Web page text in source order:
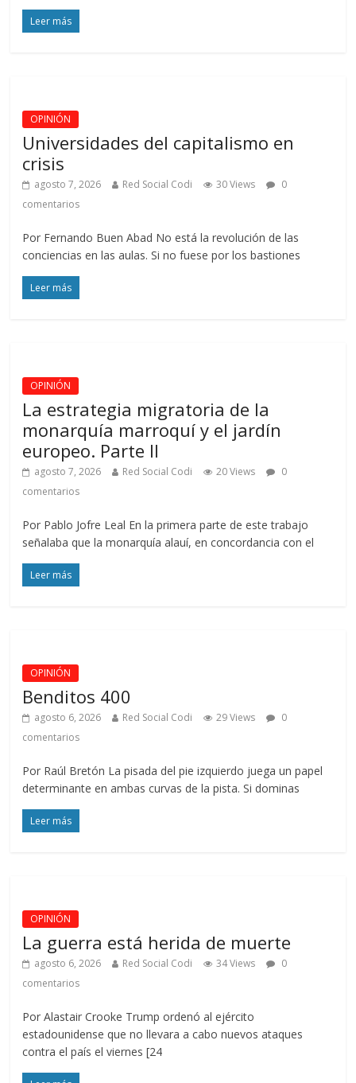
Leer más
OPINIÓN
Universidades del capitalismo en
crisis
agosto 7, 2026 Red Social Codi 30 Views
0
comentarios
Por Fernando Buen Abad No está la revolución de las
conciencias en las aulas. Si no fuese por los bastiones
Leer más
OPINIÓN
La estrategia migratoria de la
monarquía marroquí y el jardín
europeo. Parte II
agosto 7, 2026 Red Social Codi 20 Views
0
comentarios
Por Pablo Jofre Leal En la primera parte de este trabajo
señalaba que la monarquía alauí, en concordancia con el
Leer más
OPINIÓN
Benditos 400
agosto 6, 2026 Red Social Codi 29 Views
0
comentarios
Por Raúl Bretón La pisada del pie izquierdo juega un papel
determinante en ambas curvas de la pista. Si dominas
Leer más
OPINIÓN
La guerra está herida de muerte
agosto 6, 2026 Red Social Codi 34 Views
0
comentarios
Por Alastair Crooke Trump ordenó al ejército
estadounidense que no llevara a cabo nuevos ataques
contra el país el viernes [24